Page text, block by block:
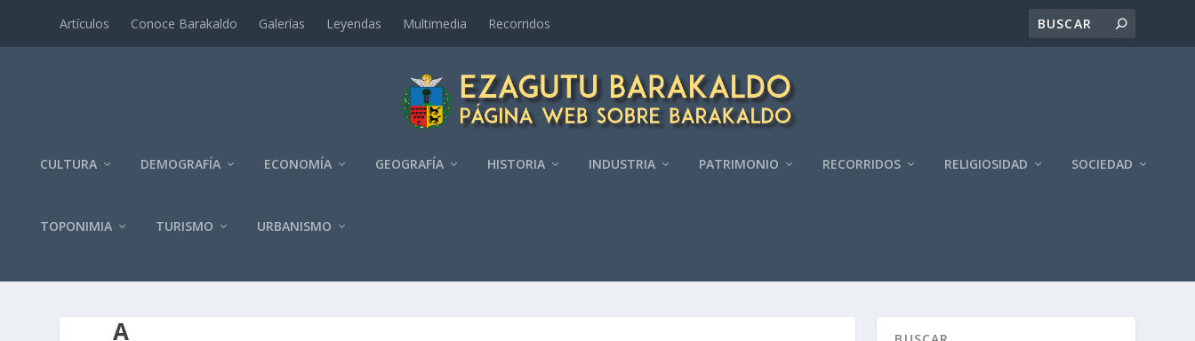
Artí­culos Conoce Barakaldo Galerí­as Leyendas Multimedia Recorridos
CULTURA DEMOGRAFÍA ECONOMÍA GEOGRAFÍ­A HISTORIA INDUSTRIA PATRIMONIO RECORRIDOS RELIGIOSIDAD SOCIEDAD
TOPONIMIA TURISMO URBANISMO
A